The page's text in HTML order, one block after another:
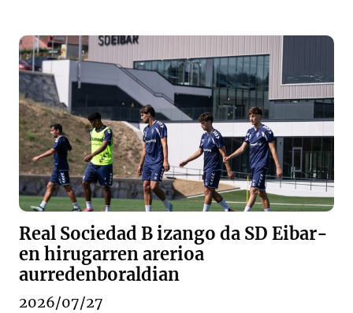
Real Sociedad B izango da SD Eibar-
en hirugarren arerioa
aurredenboraldian
2026/07/27